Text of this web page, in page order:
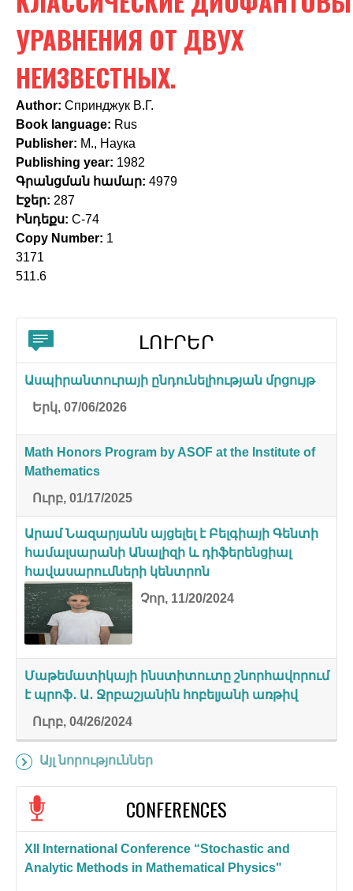
h
f
o
r
m
УРАВНЕНИЯ ОТ ДВУХ
НЕИЗВЕСТНЫХ.
Author: Спринджук В.Г.
Book language: Rus
Publisher: М., Наука
Publishing year: 1982
Գրանցման համար: 4979
Էջեր: 287
Ինդեքս: С-74
Copy Number: 1
3171
511.6
ԼՈՒՐԵՐ
Ասպիրանտուրայի ընդունելիության մրցույթ
Երկ, 07/06/2026
Math Honors Program by ASOF at the Institute of
Mathematics
Ուրբ, 01/17/2025
Արամ Նազարյանն այցելել է Բելգիայի Գենտի
համալսարանի Անալիզի և դիֆերենցիալ
հավասարումների կենտրոն
Չոր, 11/20/2024
Մաթեմատիկայի ինստիտուտը շնորհավորում
է պրոֆ․ Ա․ Ջրբաշյանին հոբելյանի առթիվ
Ուրբ, 04/26/2024
Այլ նորություններ
CONFERENCES
XII International Conference “Stochastic and
Analytic Methods in Mathematical Physics"